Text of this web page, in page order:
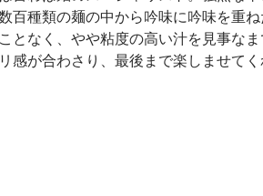
百種類の麺の中から吟味に吟味を重ね
となく、やや粘度の高い汁を見事な
が合わさり、最後まで楽しませてく